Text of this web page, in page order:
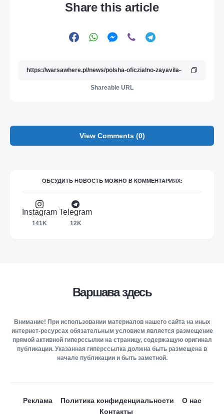
Share this article
Shareable URL
View Comments (0)
ОБСУДИТЬ НОВОСТЬ МОЖНО В КОММЕНТАРИЯХ:
Instagram
141K
Telegram
12K
Варшава здесь
Внимание! При использовании материалов нашего сайта на иных
интернет-ресурсах обязательным условием является размещение
прямой активной гиперссылки на страницу, содержащую оригинал
публикации. Указанная гиперссылка должна быть размещена в
начале публикации и быть заметной.
Реклама Политика конфиденциальности
О нас
Контакты